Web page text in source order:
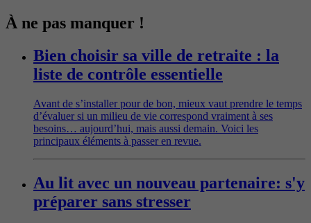
À ne pas manquer !
Bien choisir sa ville de retraite : la
liste de contrôle essentielle
Avant de s’installer pour de bon, mieux vaut prendre le temps
d’évaluer si un milieu de vie correspond vraiment à ses
besoins… aujourd’hui, mais aussi demain. Voici les
principaux éléments à passer en revue.
Au lit avec un nouveau partenaire: s'y
préparer sans stresser